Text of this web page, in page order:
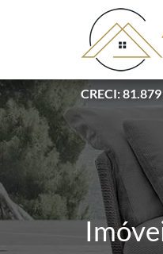
CRECI: 81.879